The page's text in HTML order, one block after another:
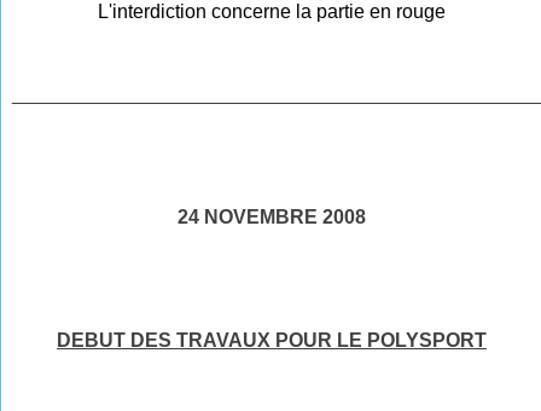
L'interdiction concerne la partie en rouge
24 NOVEMBRE 2008
DEBUT DES TRAVAUX POUR LE POLYSPORT